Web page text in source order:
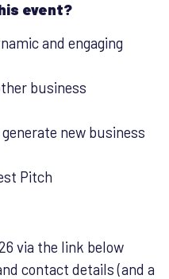
event?
and engaging
business
new business
Pitch
via the link below
contact details (and a